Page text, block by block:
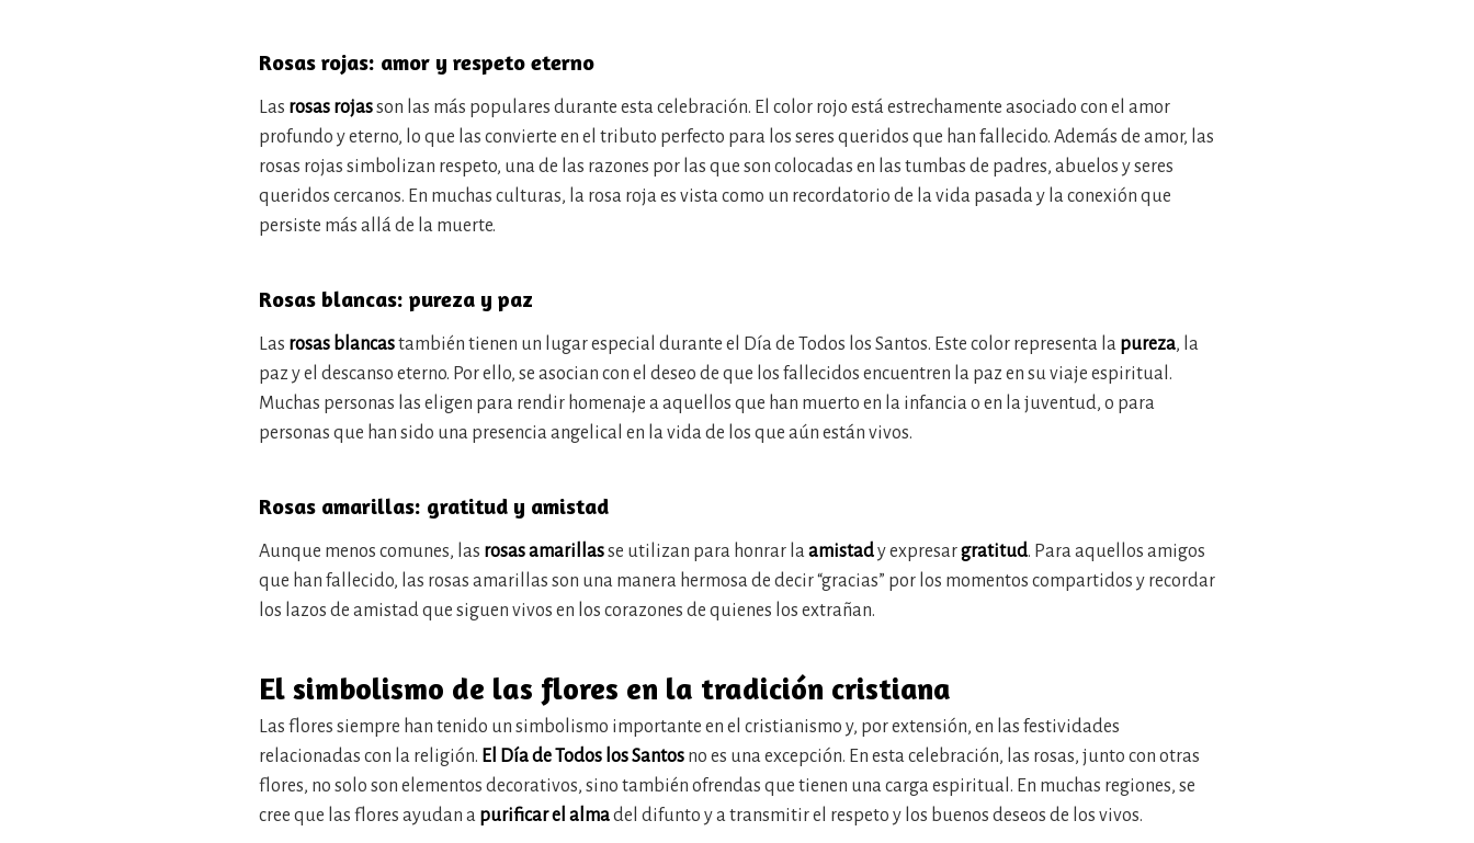
Rosas rojas: amor y respeto eterno
Las rosas rojasson las más populares durante esta celebración. El color rojo está estrechamente asociado con el amor
profundo y eterno, lo que las convierte en el tributo perfecto para los seres queridos que han fallecido. Además de amor, las
rosas rojas simbolizan respeto, una de las razones por las que son colocadas en las tumbas de padres, abuelos y seres
queridos cercanos. En muchas culturas, la rosa roja es vista como un recordatorio de la vida pasada y la conexión que
persiste más allá de la muerte.
Rosas blancas: pureza y paz
Las rosas blancastambién tienen un lugar especial durante el Día de Todos los Santos. Este color representa la pureza, la
paz y el descanso eterno. Por ello, se asocian con el deseo de que los fallecidos encuentren la paz en su viaje espiritual.
Muchas personas las eligen para rendir homenaje a aquellos que han muerto en la infancia o en la juventud, o para
personas que han sido una presencia angelical en la vida de los que aún están vivos.
Rosas amarillas: gratitud y amistad
Aunque menos comunes, las rosas amarillasse utilizan para honrar laamistady expresargratitud. Para aquellos amigos
que han fallecido, las rosas amarillas son una manera hermosa de decir “gracias” por los momentos compartidos y recordar
los lazos de amistad que siguen vivos en los corazones de quienes los extrañan.
El simbolismo de las flores en la tradición cristiana
Las flores siempre han tenido un simbolismo importante en el cristianismo y, por extensión, en las festividades
relacionadas con la religión. El Día de Todos los Santos no es una excepción. En esta celebración, las rosas, junto con otras
flores, no solo son elementos decorativos, sino también ofrendas que tienen una carga espiritual. En muchas regiones, se
cree que las flores ayudan a purificar el almadel difunto y a transmitir el respeto y los buenos deseos de los vivos.